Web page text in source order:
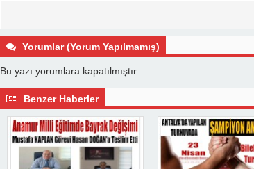
Yorumlar (Yorum Yapılmamış)
Bu yazı yorumlara kapatılmıştır.
Benzer Haberler